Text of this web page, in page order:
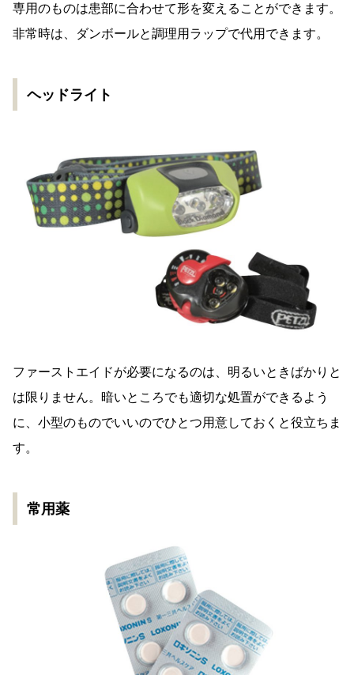
専用のものは患部に合わせて形を変えることができます。
非常時は、ダンボールと調理用ラップで代用できます。
ヘッドライト
ファーストエイドが必要になるのは、明るいときばかりと
は限りません。暗いところでも適切な処置ができるよう
に、小型のものでいいのでひとつ用意しておくと役立ちま
す。
常用薬